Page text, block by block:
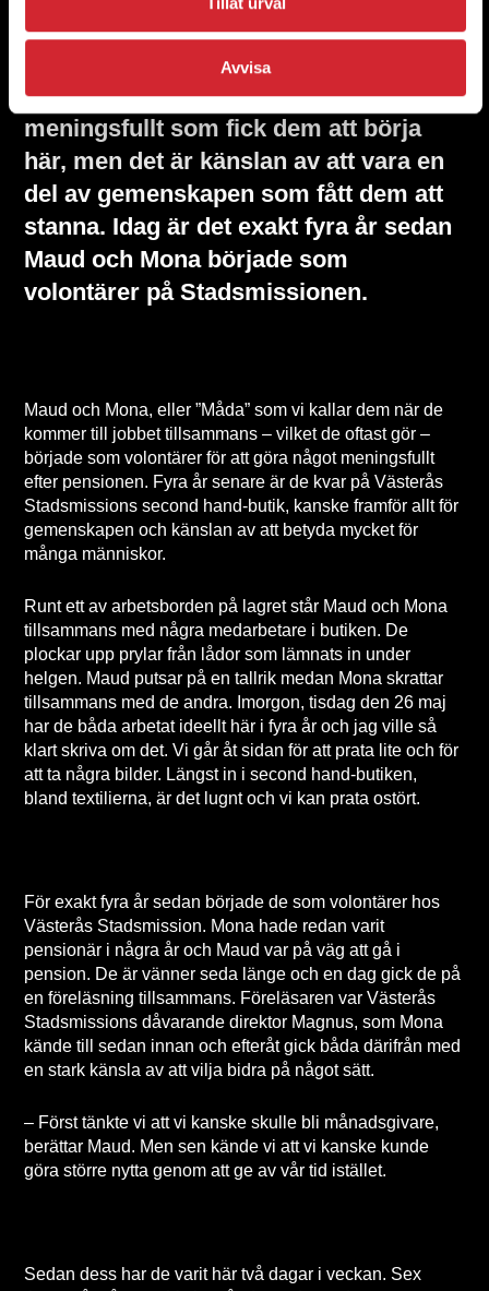
Avvisa
Det var tanken på att göra något
meningsfullt som fick dem att börja
här, men det är känslan av att vara en
del av gemenskapen som fått dem att
stanna. Idag är det exakt fyra år sedan
Maud och Mona började som
volontärer på Stadsmissionen.
Maud och Mona, eller ”Måda” som vi kallar dem när de
kommer till jobbet tillsammans – vilket de oftast gör –
började som volontärer för att göra något meningsfullt
efter pensionen. Fyra år senare är de kvar på Västerås
Stadsmissions second hand-butik, kanske framför allt för
gemenskapen och känslan av att betyda mycket för
många människor.
Runt ett av arbetsborden på lagret står Maud och Mona
tillsammans med några medarbetare i butiken. De
plockar upp prylar från lådor som lämnats in under
helgen. Maud putsar på en tallrik medan Mona skrattar
tillsammans med de andra. Imorgon, tisdag den 26 maj
har de båda arbetat ideellt här i fyra år och jag ville så
klart skriva om det. Vi går åt sidan för att prata lite och för
att ta några bilder. Längst in i second hand-butiken,
bland textilierna, är det lugnt och vi kan prata ostört.
För exakt fyra år sedan började de som volontärer hos
Västerås Stadsmission. Mona hade redan varit
pensionär i några år och Maud var på väg att gå i
pension. De är vänner seda länge och en dag gick de på
en föreläsning tillsammans. Föreläsaren var Västerås
Stadsmissions dåvarande direktor Magnus, som Mona
kände till sedan innan och efteråt gick båda därifrån med
en stark känsla av att vilja bidra på något sätt.
– Först tänkte vi att vi kanske skulle bli månadsgivare,
berättar Maud. Men sen kände vi att vi kanske kunde
göra större nytta genom att ge av vår tid istället.
Sedan dess har de varit här två dagar i veckan. Sex